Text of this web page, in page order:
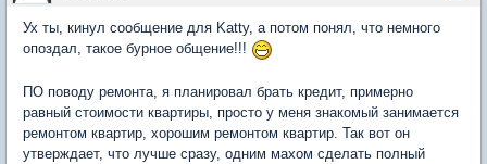
Ух ты, кинул сообщение для Katty, а потом понял, что немного
опоздал, такое бурное общение!!!
ПО поводу ремонта, я планировал брать кредит, примерно
равный стоимости квартиры, просто у меня знакомый занимается
ремонтом квартир, хорошим ремонтом квартир. Так вот он
утверждает, что лучше сразу, одним махом сделать полный